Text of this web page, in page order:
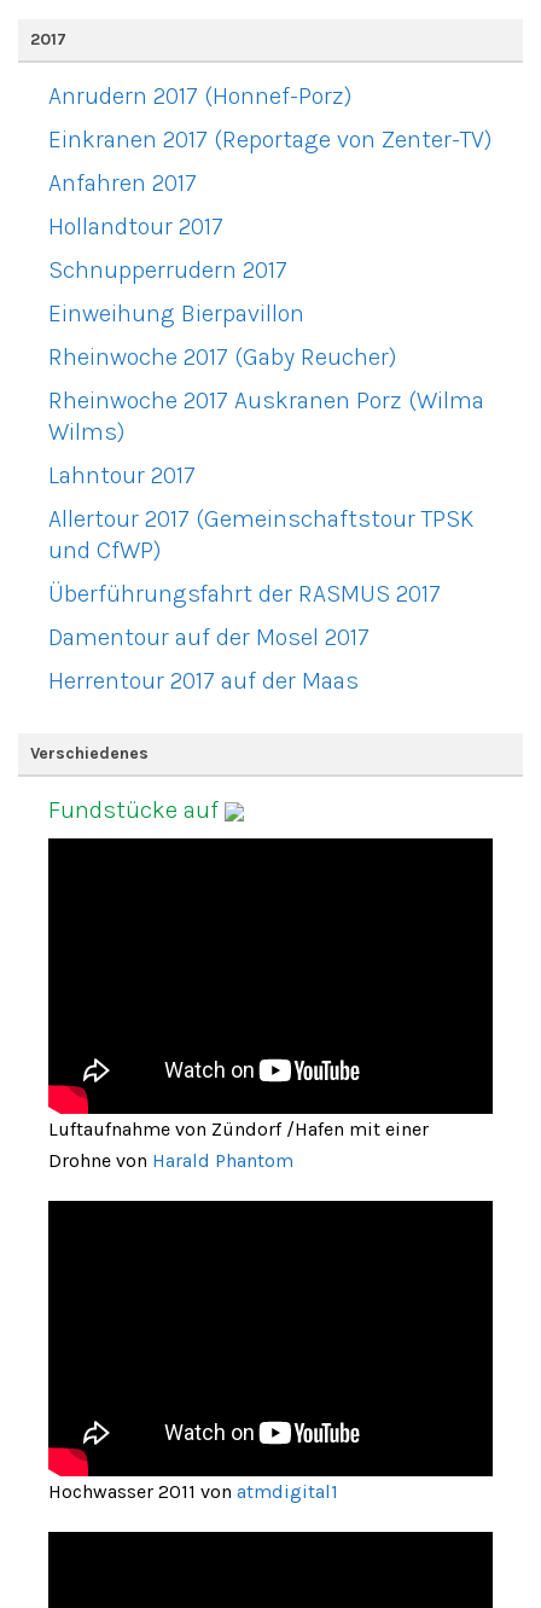
2017
Anrudern 2017 (Honnef-Porz)
Einkranen 2017 (Reportage von Zenter-TV)
Anfahren 2017
Hollandtour 2017
Schnupperrudern 2017
Einweihung Bierpavillon
Rheinwoche 2017 (Gaby Reucher)
Rheinwoche 2017 Auskranen Porz (Wilma
Wilms)
Lahntour 2017
Allertour 2017 (Gemeinschaftstour TPSK
und CfWP)
Überführungsfahrt der RASMUS 2017
Damentour auf der Mosel 2017
Herrentour 2017 auf der Maas
Verschiedenes
Fundstücke auf
Luftaufnahme von Zündorf /Hafen mit einer
Drohne von Harald Phantom
Hochwasser 2011 von atmdigital1